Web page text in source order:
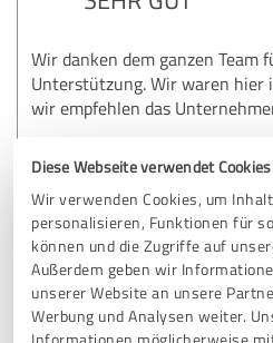
Diese Webseite verwendet Cookies
Wir verwenden Cookies, um
personalisieren, Funktionen für
können und die Zugriffe auf
Außerdem geben wir
unserer Website an unsere
Werbung und Analysen weiter.
Wir danken dem ganzen Team
Unterstützung. Wir waren hier
wir empfehlen das
Erfahrungsbericht & Bewertung
Falk Immobilien
31.12.2020 Richard H.
5,00 von 5